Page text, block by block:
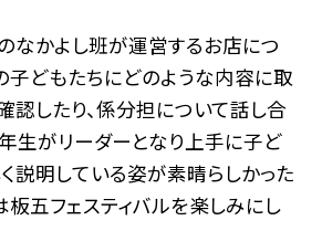
なかよし班が運営するお店につ
子どもたちにどのような内容に取
認したり、係分担について話し合
年生がリーダーとなり上手に子ど
説明している姿が素晴らしかった
板五フェスティバルを楽しみにし